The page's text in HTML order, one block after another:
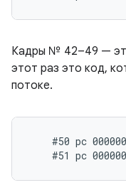
Кадры № 42–49 —
этот раз это код,
потоке.
#50 pc